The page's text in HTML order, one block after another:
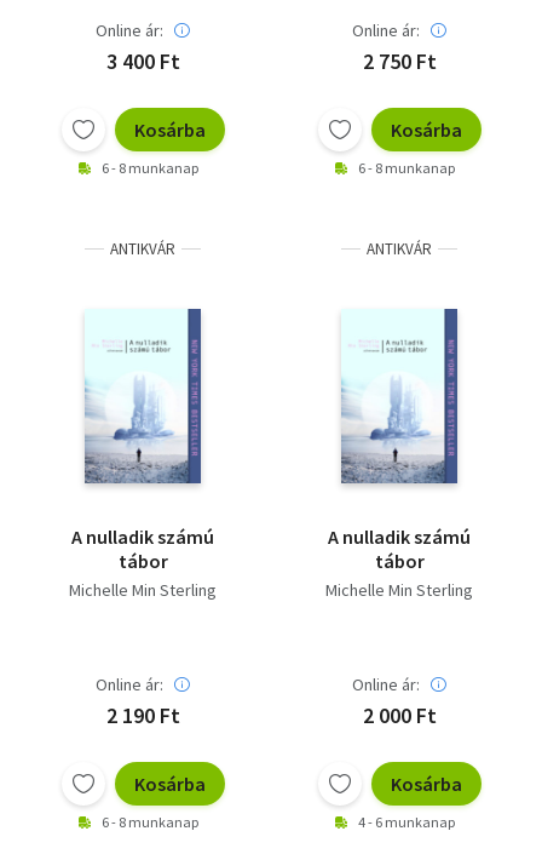
Online ár:
3 400 Ft
Kosárba
6 - 8 munkanap
Online ár:
2 750 Ft
Kosárba
6 - 8 munkanap
ANTIKVÁR
A nulladik számú
tábor
Michelle Min Sterling
Online ár:
2 190 Ft
Kosárba
6 - 8 munkanap
ANTIKVÁR
A nulladik számú
tábor
Michelle Min Sterling
Online ár:
2 000 Ft
Kosárba
4 - 6 munkanap